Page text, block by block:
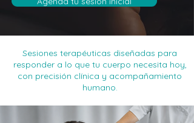
Sesiones terapéuticas diseñadas para
responder a lo que tu cuerpo necesita hoy,
con precisión clínica y acompañamiento
humano.